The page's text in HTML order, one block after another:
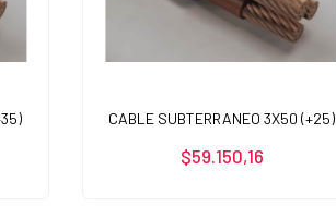
CABLE SUBTERRANEO 3X50 (+25)
$59.150,16